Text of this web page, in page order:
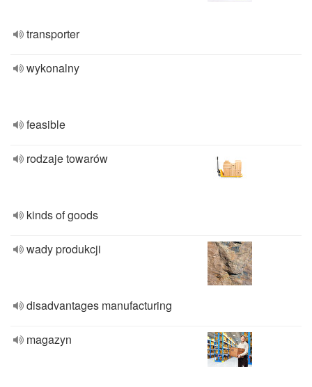
transporter
wykonalny
feasible
rodzaje towarów
kinds of goods
wady produkcji
disadvantages manufacturing
magazyn